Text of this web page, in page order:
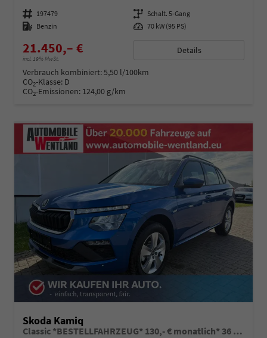
Fahrzeugnummer 197479 Getriebe Schalt. 5-Gang
Kraftstoff Benzin Leistung 70 kW (95 PS)
21.450,– €
incl. 19% MwSt.
Details
Verbrauch kombiniert:5,50 l/100km
CO2-Klasse: D
CO2-Emissionen: 124,00 g/km
Skoda Kamiq
Classic *BESTELLFAHRZEUG* 130,- € monatlich* 36 Monate* Ohne Kilometerbegrenzung*